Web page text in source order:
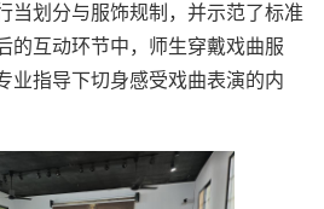
当划分与服饰规制，并示范了标准
的互动环节中，师生穿戴戏曲服
业指导下切身感受戏曲表演的内